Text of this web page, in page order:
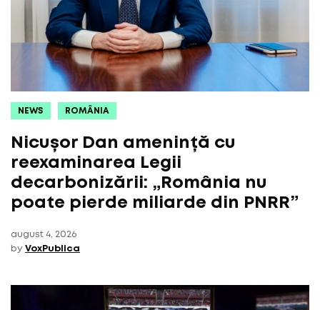
NEWS ROMÂNIA
Nicușor Dan amenință cu
reexaminarea Legii
decarbonizării: „România nu
poate pierde miliarde din PNRR”
august 4, 2026
by VoxPublica